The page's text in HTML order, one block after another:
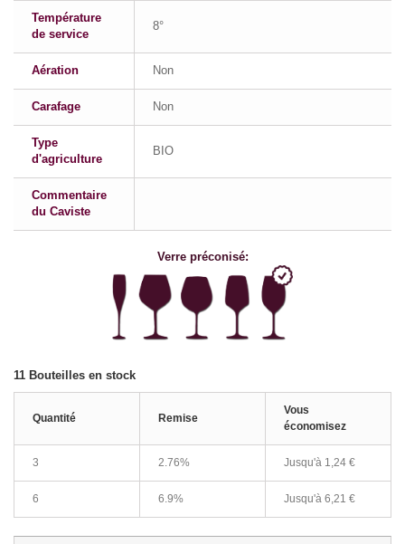
Température
de service
8°
Aération Non
Carafage Non
Type
d'agriculture
BIO
Commentaire
du Caviste
Verre préconisé:
11 Bouteilles en stock
Quantité Remise
Vous
économisez
3 2.76% Jusqu'à 1,24 €
6 6.9% Jusqu'à 6,21 €